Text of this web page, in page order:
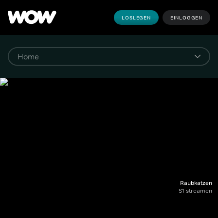
LOSLEGEN EINLOGGEN
Raubkatzen
S1 streamen